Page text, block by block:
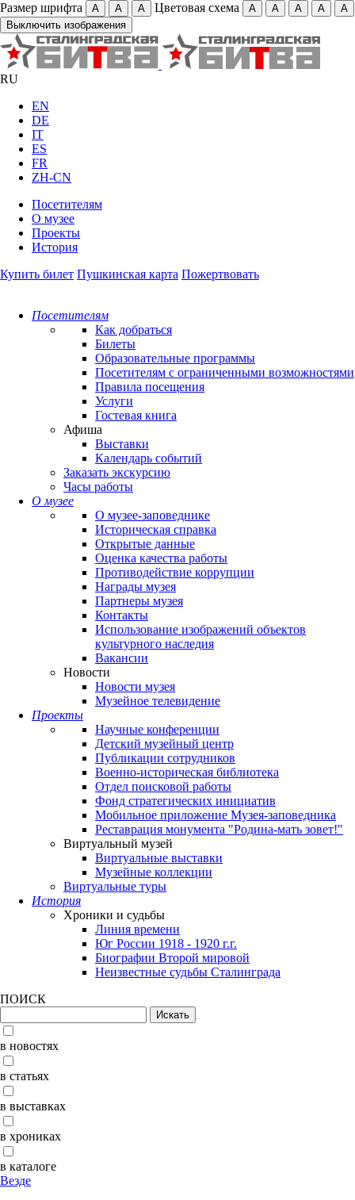
Размер шрифта А А А Цветовая схема А А А А
А
Выключить изображения
RU
EN
DE
IT
ES
FR
ZH-CN
Посетителям
О музее
Проекты
История
Купить билет Пушкинская карта Пожертвовать
Посетителям
Как добраться
Билеты
Образовательные программы
Посетителям с ограниченными возможностями
Правила посещения
Услуги
Гостевая книга
Афиша
Выставки
Календарь событий
Заказать экскурсию
Часы работы
О музее
О музее-заповеднике
Историческая справка
Открытые данные
Оценка качества работы
Противодействие коррупции
Награды музея
Партнеры музея
Контакты
Использование изображений объектов
культурного наследия
Вакансии
Новости
Новости музея
Музейное телевидение
Проекты
Научные конференции
Детский музейный центр
Публикации сотрудников
Военно-историческая библиотека
Отдел поисковой работы
Фонд стратегических инициатив
Мобильное приложение Музея-заповедника
Реставрация монумента "Родина-мать зовет!"
Виртуальный музей
Виртуальные выставки
Музейные коллекции
Виртуальные туры
История
Хроники и судьбы
Линия времени
Юг России 1918 - 1920 г.г.
Биографии Второй мировой
Неизвестные судьбы Сталинграда
ПОИСК
в новостях
в статьях
в выставках
в хрониках
в каталоге
Везде